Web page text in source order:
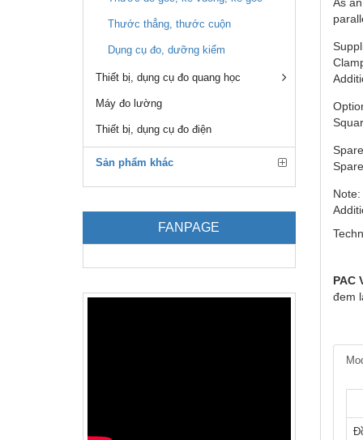
Note:
PAC
đem
Thước thẳng, thước cuộn
Dụng cụ đo, dưỡng kiểm
Thiết bị, dụng cụ đo quang học
Máy đo lường
Thiết bị, dụng cụ đo điện
Sản phẩm khác
FANPAGE